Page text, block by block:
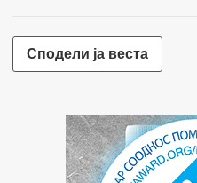
Сподели ја веста